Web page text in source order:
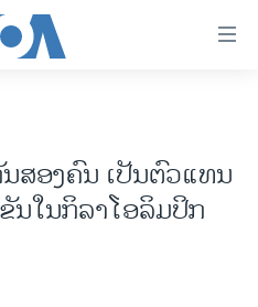
ລັດ 2024
ສອງຄົນ ເປັນຕົວແທນ
ນໃນກິລາໂອລິມປິກ